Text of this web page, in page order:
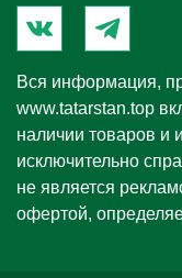
Вся информация,
www.tatarstan.top
наличии товаров и
исключительно
не является
офертой,